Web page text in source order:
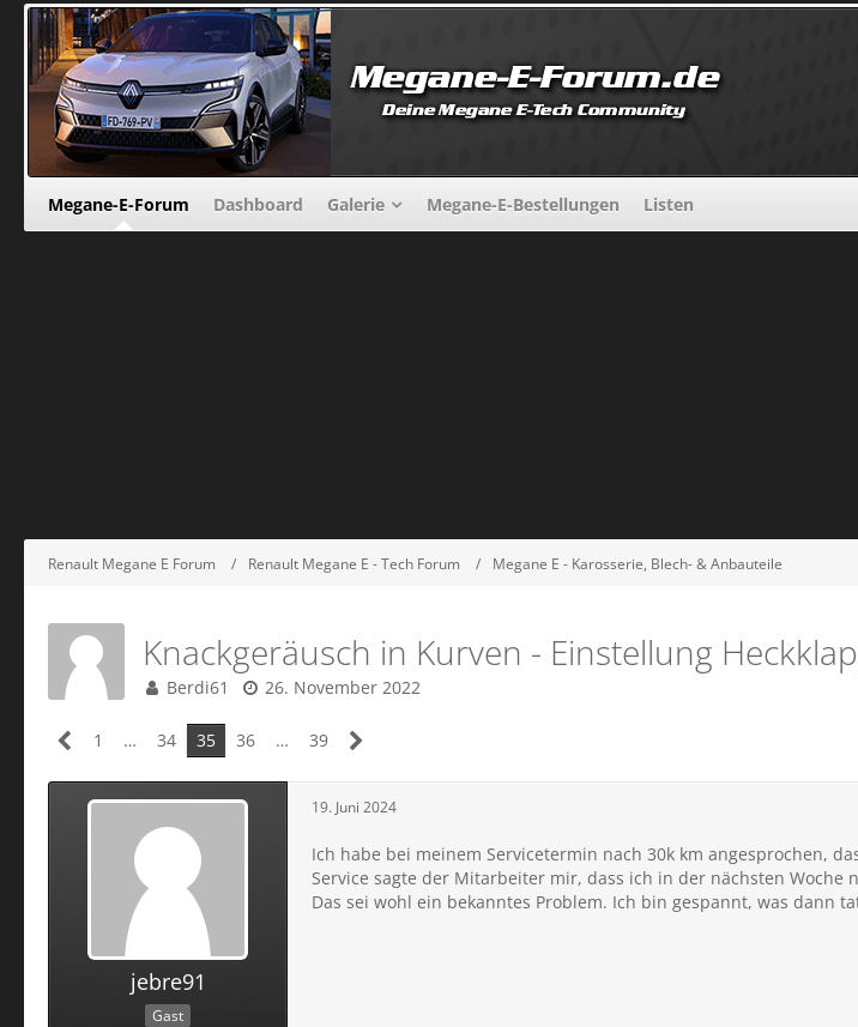
Megane-E-Forum Dashboard Galerie Megane-E-Bestellungen Listen
Renault Megane E Forum Renault Megane E - Tech Forum Megane E - Karosserie, Blech- & Anbauteile
Knackgeräusch in Kurven - Einstellung
Berdi61 26. November 2022
1 … 34 35 36 … 39
jebre91
Gast
19. Juni 2024
Ich habe bei meinem Servicetermin nach 30k km angesprochen,
Service sagte der Mitarbeiter mir, dass ich in der nächsten
Das sei wohl ein bekanntes Problem. Ich bin gespannt, was dann